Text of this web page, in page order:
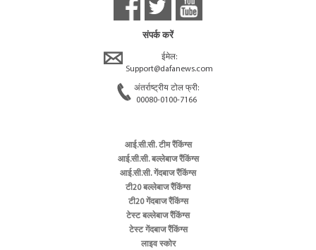
संपर्क करें
ईमेल:
Support@dafanews.com
अंतर्राष्ट्रीय टोल फ्री:
00080-0100-7166
आई.सी.सी. टीम रैंकिंग्स
आई.सी.सी. बल्लेबाज रैंकिंग्स
आई.सी.सी. गेंदबाज रैंकिंग्स
टी20 बल्लेबाज रैंकिंग्स
टी20 गेंदबाज रैंकिंग्स
टेस्ट बल्लेबाज रैंकिंग्स
टेस्ट गेंदबाज रैंकिंग्स
लाइव स्कोर